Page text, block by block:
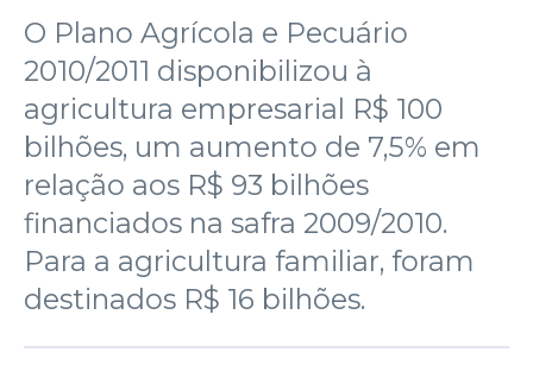
O Plano Agrícola e Pecuário
2010/2011 disponibilizou à
agricultura empresarial R$ 100
bilhões, um aumento de 7,5% em
relação aos R$ 93 bilhões
financiados na safra 2009/2010.
Para a agricultura familiar, foram
destinados R$ 16 bilhões.